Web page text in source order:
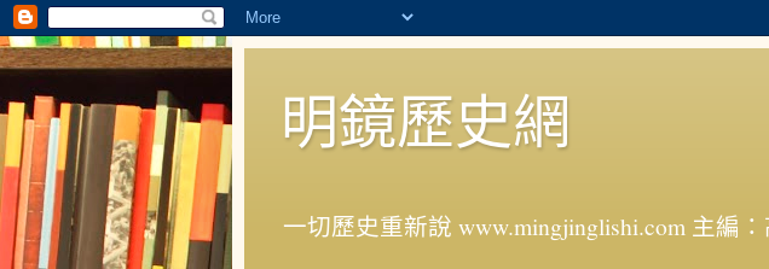
明鏡歷史網
一切歷史重新說 www.mingjinglishi.com 主編